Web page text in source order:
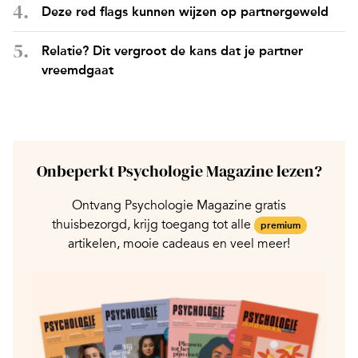
Deze red flags kunnen wijzen op partnergeweld
Relatie? Dit vergroot de kans dat je partner
vreemdgaat
Onbeperkt Psychologie Magazine lezen?
Ontvang Psychologie Magazine gratis
thuisbezorgd, krijg toegang tot alle
premium
artikelen, mooie cadeaus en veel meer!